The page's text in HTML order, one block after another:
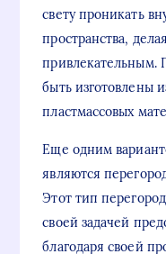
свету проникать
пространства,
привлекательным.
быть изготовлены
пластмассовых
Еще одним
являются
Этот тип
своей задачей
благодаря своей